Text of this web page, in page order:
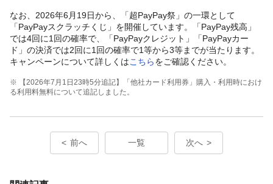
なお、2026年6月19日から、「超PayPay祭」の一環として
「PayPayスクラッチくじ」を開催しています。「PayPay残高」
では4回に1回の確率で、「PayPayクレジット」「PayPayカー
ド」の決済では2回に1回の確率で1等から3等までが当たります。
キャンペーンについて詳しくはこちらをご確認ください。
※ 【2026年7月1日23時5分追記】「他社カード利用券」購入・利用時におけ
る利用料無料について追記しました。
前へ 一覧 次へ